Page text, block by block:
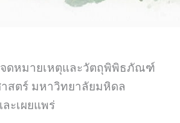
จดหมายเหตุและวัตถุพิพิธภัณฑ์
สตร์ มหาวิทยาลัยมหิดล
ะเผยแพร่